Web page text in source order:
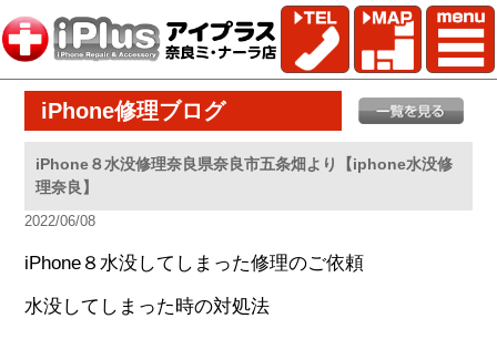
iPhone修理ブログ
iPhone８水没修理奈良県奈良市五条畑より【iphone水没修
理奈良】
2022/06/08
iPhone８水没してしまった修理のご依頼
水没してしまった時の対処法